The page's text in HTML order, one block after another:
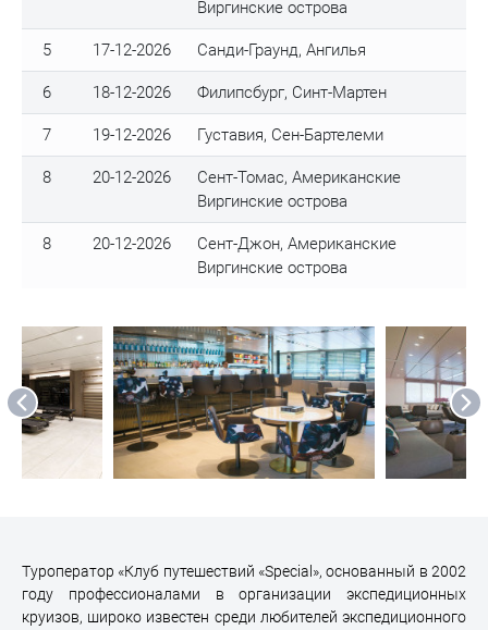
Виргинские острова
5 17-12-2026 Санди-Граунд, Ангилья
6 18-12-2026 Филипсбург, Синт-Мартен
7 19-12-2026 Густавия, Сен-Бартелеми
8 20-12-2026
Сент-Томас, Американские
Виргинские острова
8 20-12-2026
Сент-Джон, Американские
Виргинские острова
Туроператор «Клуб путешествий «Special», основанный в 2002
году профессионалами в организации экспедиционных
круизов, широко известен среди любителей экспедиционного